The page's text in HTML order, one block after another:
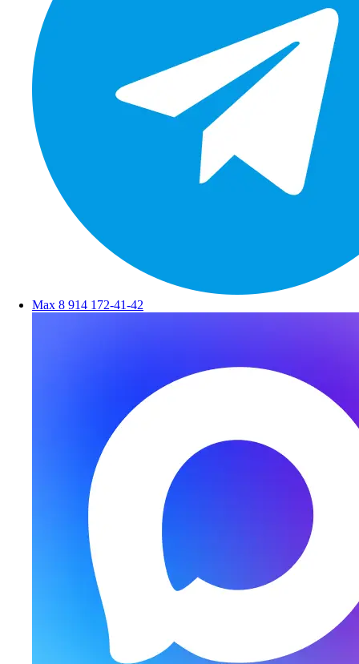
Max 8 914 172-41-42